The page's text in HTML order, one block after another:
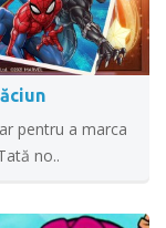
pentru a marca
no..